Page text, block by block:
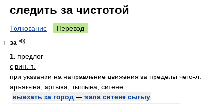
следить за чистотой
Толкование Перевод
1
за
1. предлог
с вин. п.
при указании на направление движения за пределы чего-л.
аръяғына, артына, тышына, ситенә
выехать за город — ҡала ситенә сығыу